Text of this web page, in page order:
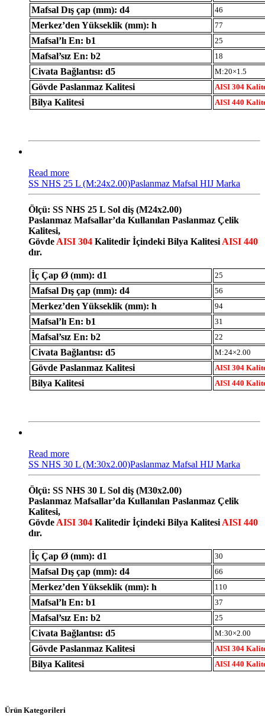
Mafsal Dış çap (mm): d4 46
Merkez’den Yükseklik (mm): h 77
Mafsal’lı En: b1 25
Mafsal’sız En: b2 18
Civata Bağlantısı: d5 M:20×1.5
Gövde Paslanmaz Kalitesi AISI 304
Bilya Kalitesi AISI 440
Read more
SS NHS 25 L (M:24x2.00)Paslanmaz Mafsal HIJ Marka
Ölçü: SS NHS 25 L Sol diş (M24x2.00)
Paslanmaz Mafsallar’da Kullanılan Paslanmaz Çelik
Kalitesi,
Gövde AISI 304 Kalitedir İçindeki Bilya Kalitesi AISI 440
dır.
İç Çap Ø (mm): d1 25
Mafsal Dış çap (mm): d4 56
Merkez’den Yükseklik (mm): h 94
Mafsal’lı En: b1 31
Mafsal’sız En: b2 22
Civata Bağlantısı: d5 M:24×2.00
Gövde Paslanmaz Kalitesi AISI 304
Bilya Kalitesi AISI 440
Read more
SS NHS 30 L (M:30x2.00)Paslanmaz Mafsal HIJ Marka
Ölçü: SS NHS 30 L Sol diş (M30x2.00)
Paslanmaz Mafsallar’da Kullanılan Paslanmaz Çelik
Kalitesi,
Gövde AISI 304 Kalitedir İçindeki Bilya Kalitesi AISI 440
dır.
İç Çap Ø (mm): d1 30
Mafsal Dış çap (mm): d4 66
Merkez’den Yükseklik (mm): h 110
Mafsal’lı En: b1 37
Mafsal’sız En: b2 25
Civata Bağlantısı: d5 M:30×2.00
Gövde Paslanmaz Kalitesi AISI 304
Bilya Kalitesi AISI 440
Ürün Kategorileri